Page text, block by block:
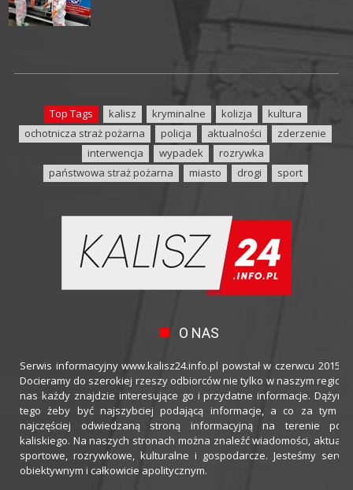
Top Tags kalisz kryminalne kolizja
kultura
ochotnicza straż pożarna
policja aktualności
zderzenie
interwencja
wypadek
rozrywka
państwowa straż pożarna
miasto drogi sport
O NAS
Serwis informacyjny www.kalisz24.info.pl powstał w czerwcu 2015
Docieramy do szerokiej rzeszy odbiorców nie tylko w naszym
nas każdy znajdzie interesujące go i przydatne informacje.
tego żeby być najszybciej podającą informacje, a co za tym
najczęściej odwiedzaną stroną informacyjną na terenie
kaliskiego. Na naszych stronach można znaleźć wiadomości,
sportowe, rozrywkowe, kulturalne i gospodarcze. Jesteśmy
obiektywnym i całkowicie apolitycznym.